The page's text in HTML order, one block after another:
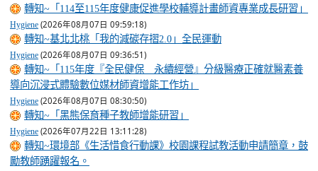
轉知~「114至115年度健康促進學校輔導計畫師資專業成長研習」
Hygiene (2026年08月07日 09:59:18)
轉知~基北北桃「我的減碳存摺2.0」全民運動
Hygiene (2026年08月07日 09:36:51)
轉知~「115年度『全民健保 永續經營』分級醫療正確就醫素養
導向沉浸式體驗數位媒材師資增能工作坊」
Hygiene (2026年08月07日 08:30:50)
轉知~「黑熊保育種子教師增能研習」
Hygiene (2026年07月22日 13:11:28)
轉知~環境部《生活惜食行動課》校園課程試教活動申請簡章，鼓
勵教師踴躍報名。